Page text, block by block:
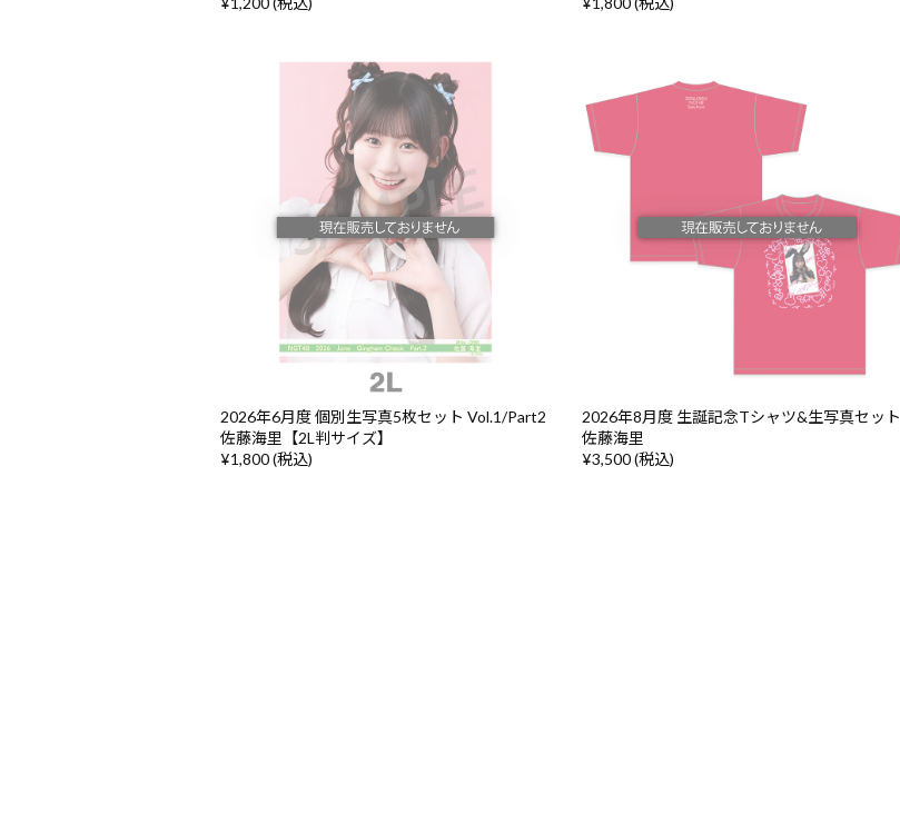
2026年6月度 個別生写真5枚セット Vol.1/Part2
佐藤海里【2L判サイズ】
¥1,800 (税込)
2026年8月度 生誕記念Tシャツ&生写真セット
佐藤海里
¥3,500 (税込)